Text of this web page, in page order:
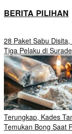
BERITA PILIHAN
28 Paket Sabu
Tiga Pelaku di
Terungkap, Kades
Temukan Bong Saat